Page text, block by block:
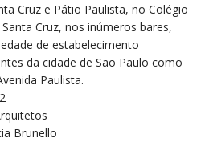
Cruz e Pátio Paulista, no Colégio
Cruz, nos inúmeros bares,
de estabelecimento
da cidade de São Paulo como
Paulista.
Brunello